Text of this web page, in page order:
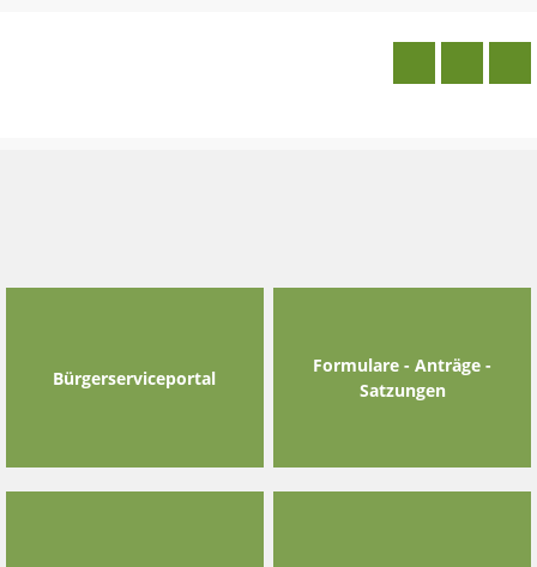
Bürgerserviceportal
Formulare - Anträge -
Satzungen